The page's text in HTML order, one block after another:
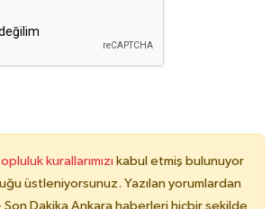
kurallarımızı kabul etmiş bulunuyor
üstleniyorsunuz. Yazılan yorumlardan
Son Dakika Ankara haberleri hiçbir şekilde